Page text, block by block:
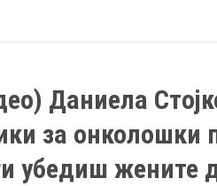
Даниела
за онколошки
убедиш жените